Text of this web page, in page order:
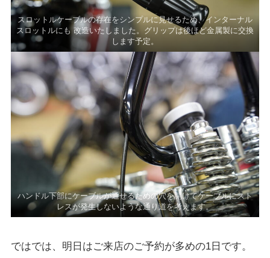
スロットルケーブルの存在をシンプルに見せるため、インターナル
スロットルにも 改造いたしました。グリップは後ほど金属製に交換
します予定。
ハンドル下部にケーブルが通せるための穴を開けてケーブルにスト
レスが発生しないような通り道を考えます。
ではでは、明日はご来店のご予約が多めの1日です。